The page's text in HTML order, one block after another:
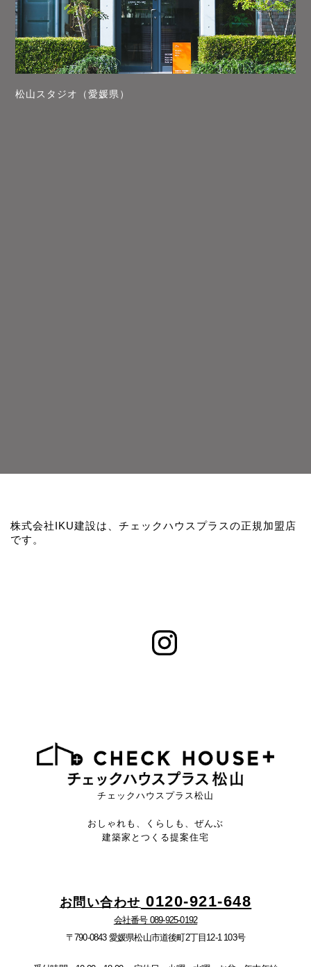
松山スタジオ（愛媛県）
株式会社IKU建設は、チェックハウスプラスの正規加盟店
です。
チェックハウスプラス松山
おしゃれも、くらしも、ぜんぶ
建築家とつくる提案住宅
お問い合わせ 0120-921-648
会社番号 089-925-0192
〒790-0843 愛媛県松山市道後町2丁目12-1 103号